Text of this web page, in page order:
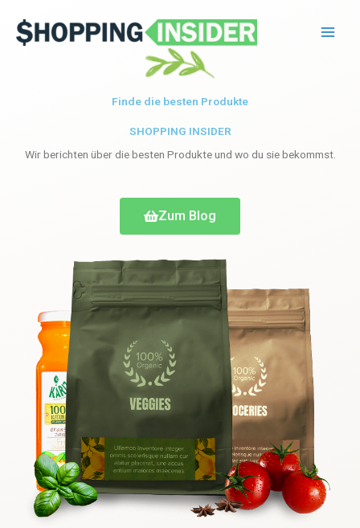
Inhalt
springen
Finde die besten Produkte
SHOPPING INSIDER
Wir berichten über die besten Produkte und wo du sie bekommst.
Zum Blog